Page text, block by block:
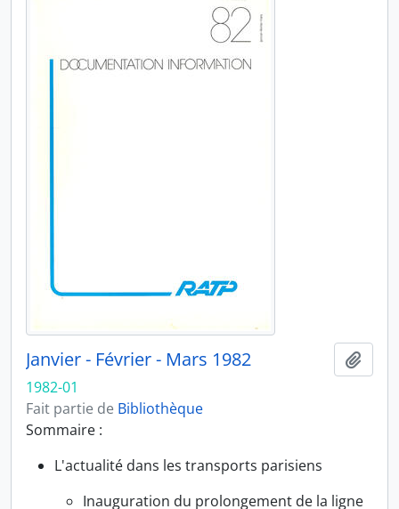
Janvier - Février - Mars 1982
1982-01
Fait partie de Bibliothèque
Sommaire :
L'actualité dans les transports parisiens
Inauguration du prolongement de la ligne